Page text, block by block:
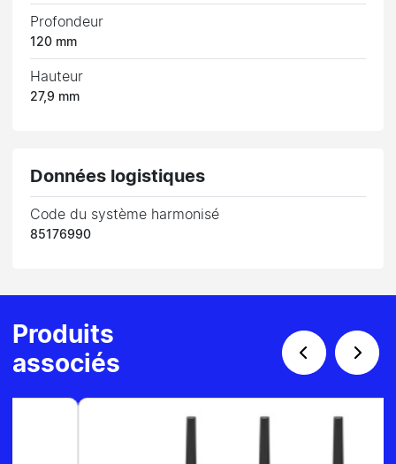
Profondeur
120 mm
Hauteur
27,9 mm
Données logistiques
Code du système harmonisé
85176990
Produits
associés